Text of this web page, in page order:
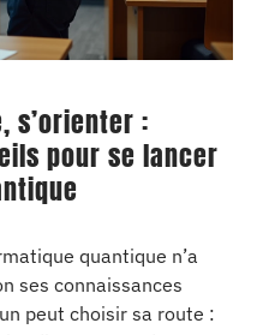
s’orienter :
pour se lancer
quantique n’a
ses connaissances
peut choisir sa route :